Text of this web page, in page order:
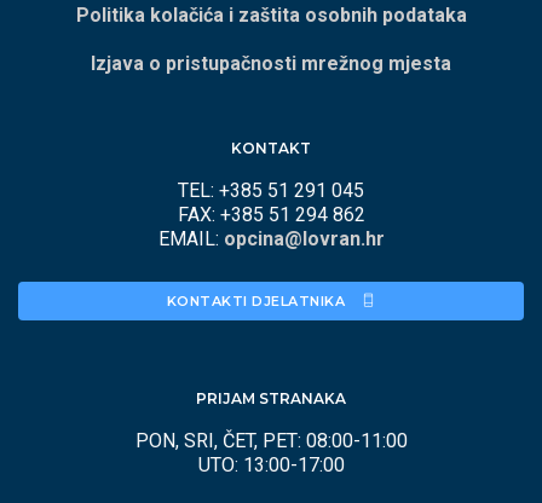
Politika kolačića i zaštita osobnih podataka
Izjava o pristupačnosti mrežnog mjesta
KONTAKT
TEL: +385 51 291 045
FAX: +385 51 294 862
EMAIL: opcina@lovran.hr
KONTAKTI DJELATNIKA
PRIJAM STRANAKA
PON, SRI, ČET, PET: 08:00-11:00
UTO: 13:00-17:00